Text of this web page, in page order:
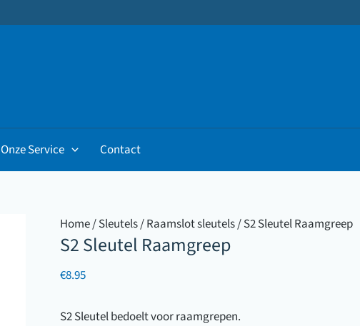
Onze Service Contact
Home/Sleutels/Raamslot sleutels/ S2 Sleutel Raamgreep
S2 Sleutel Raamgreep
€8.95
S2 Sleutel bedoelt voor raamgrepen.